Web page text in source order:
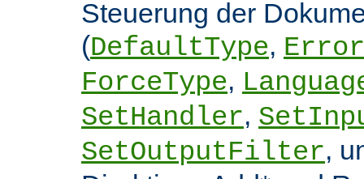
Steuerung der
(DefaultType,
ForceType,
SetHandler,
SetOutputFilter,